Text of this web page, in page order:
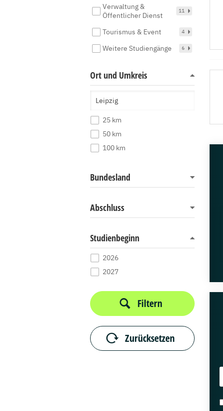
Verwaltung &
Öffentlicher Dienst
11
Tourismus & Event 4
Weitere Studiengänge 6
Ort und Umkreis
25 km
50 km
100 km
Bundesland
Abschluss
Studienbeginn
2026
2027
Filtern
Zurücksetzen